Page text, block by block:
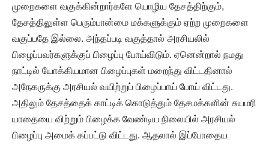
முறைகளை வகுக்கின்றார்களே யொழிய தேசத்திற்கும்,
தேசத்திலுள்ள பெரும்பான்மை மக்களுக்கும் ஏற்ற முறைகளை
வகுப்பதே இல்லை. அந்தப்படி வகுத்தால் அரசியலில்
பிழைப்பவர்களுக்குப் பிழைப்பு போய்விடும். ஏனென்றால் நமது
நாட்டில் யோக்கியமான பிழைப்புகள் மறைந்து விட்டதினால்
அநேகருக்கு அரசியல் வயிற்றுப் பிழைப்பாய் போய் விட்டது.
அதிலும் தேசத்தைக் காட்டிக் கொடுத்தும் தேசமக்களின் சுயமரி
யாதையை விற்றும் பிழைக்க வேண்டிய நிலையில் அரசியல்
பிழைப்பு அமைக் கப்பட்டு விட்டது. ஆதலால் இப்போதைய